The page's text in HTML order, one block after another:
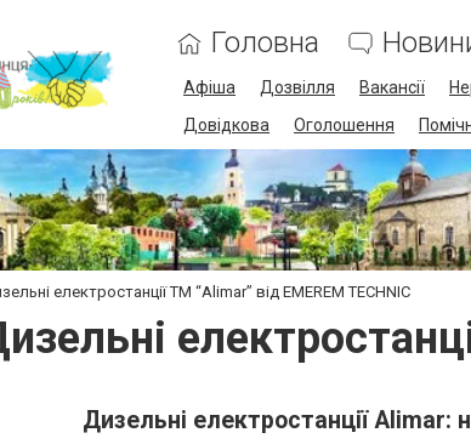
Головна
Афіша Дозвілля Вакансії
Довідкова
Оголошення
електростанції ТМ “Alimar” від EMEREM TECHNIC
Дизельні електростанції Alimar: